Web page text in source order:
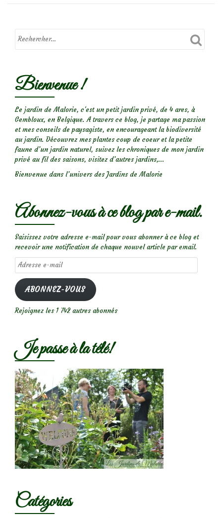
Bienvenue !
Le jardin de Malorie, c'est un petit jardin privé, de 4 ares, à
Gembloux, en Belgique. A travers ce blog, je partage ma passion
et mes conseils de paysagiste, en encourageant la biodiversité
au jardin. Découvrez mes plantes coup de coeur et la petite
faune d’un jardin naturel, suivez les chroniques de mon jardin
privé au fil des saisons, visitez d’autres jardins,...
Bienvenue dans l’univers des Jardins de Malorie
Abonnez-vous à ce blog par e-mail.
Saisissez votre adresse e-mail pour vous abonner à ce blog et
recevoir une notification de chaque nouvel article par email.
Adresse
e-
mail
ABONNEZ-VOUS
Rejoignez les 1 742 autres abonnés
Je passe à la télé!
Catégories